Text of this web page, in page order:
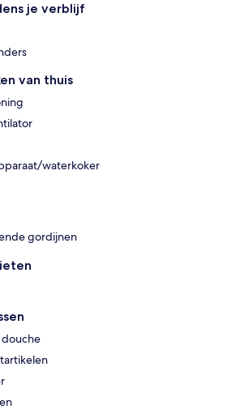
je verblijf
van thuis
waterkoker
gordijnen